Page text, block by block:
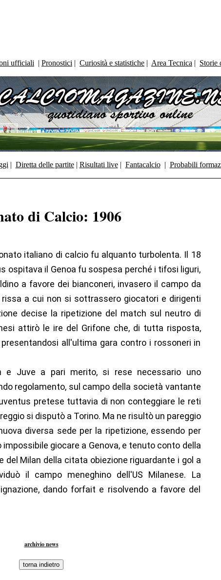
ufficiali | Pronostici | Curiosità e statistiche | Area Tecnica | Storie
| Diretta delle partite| Risultati live| Fantacalcio| Probabili
di Calcio: 1906
italiano di calcio fu alquanto turbolenta. Il 18
ospitava il Genoa fu sospesa perché i tifosi liguri,
a favore dei bianconeri, invasero il campo da
rissa a cui non si sottrassero giocatori e dirigenti
decise la ripetizione del match sul neutro di
attirò le ire del Grifone che, di tutta risposta,
all'ultima gara contro i rossoneri in
e Juve a pari merito, si rese necessario uno
regolamento, sul campo della società vantante
pretese tuttavia di non conteggiare le reti
si disputò a Torino. Ma ne risultò un pareggio
diversa sede per la ripetizione, essendo per
impossibile giocare a Genova, e tenuto conto della
Milan della citata obiezione riguardante i gol a
il campo meneghino dell'US Milanese. La
dando forfait e risolvendo a favore del
archivio news